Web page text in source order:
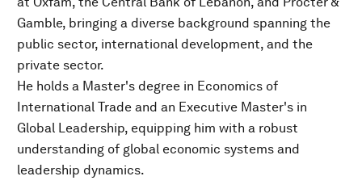
Gamble, bringing a diverse background spanning the
public sector, international development, and the
private sector.
He holds a Master's degree in Economics of
International Trade and an Executive Master's in
Global Leadership, equipping him with a robust
understanding of global economic systems and
leadership dynamics.